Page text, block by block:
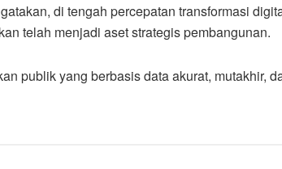
di tengah percepatan transformasi
telah menjadi aset strategis pembangunan.
publik yang berbasis data akurat, mutakhir,